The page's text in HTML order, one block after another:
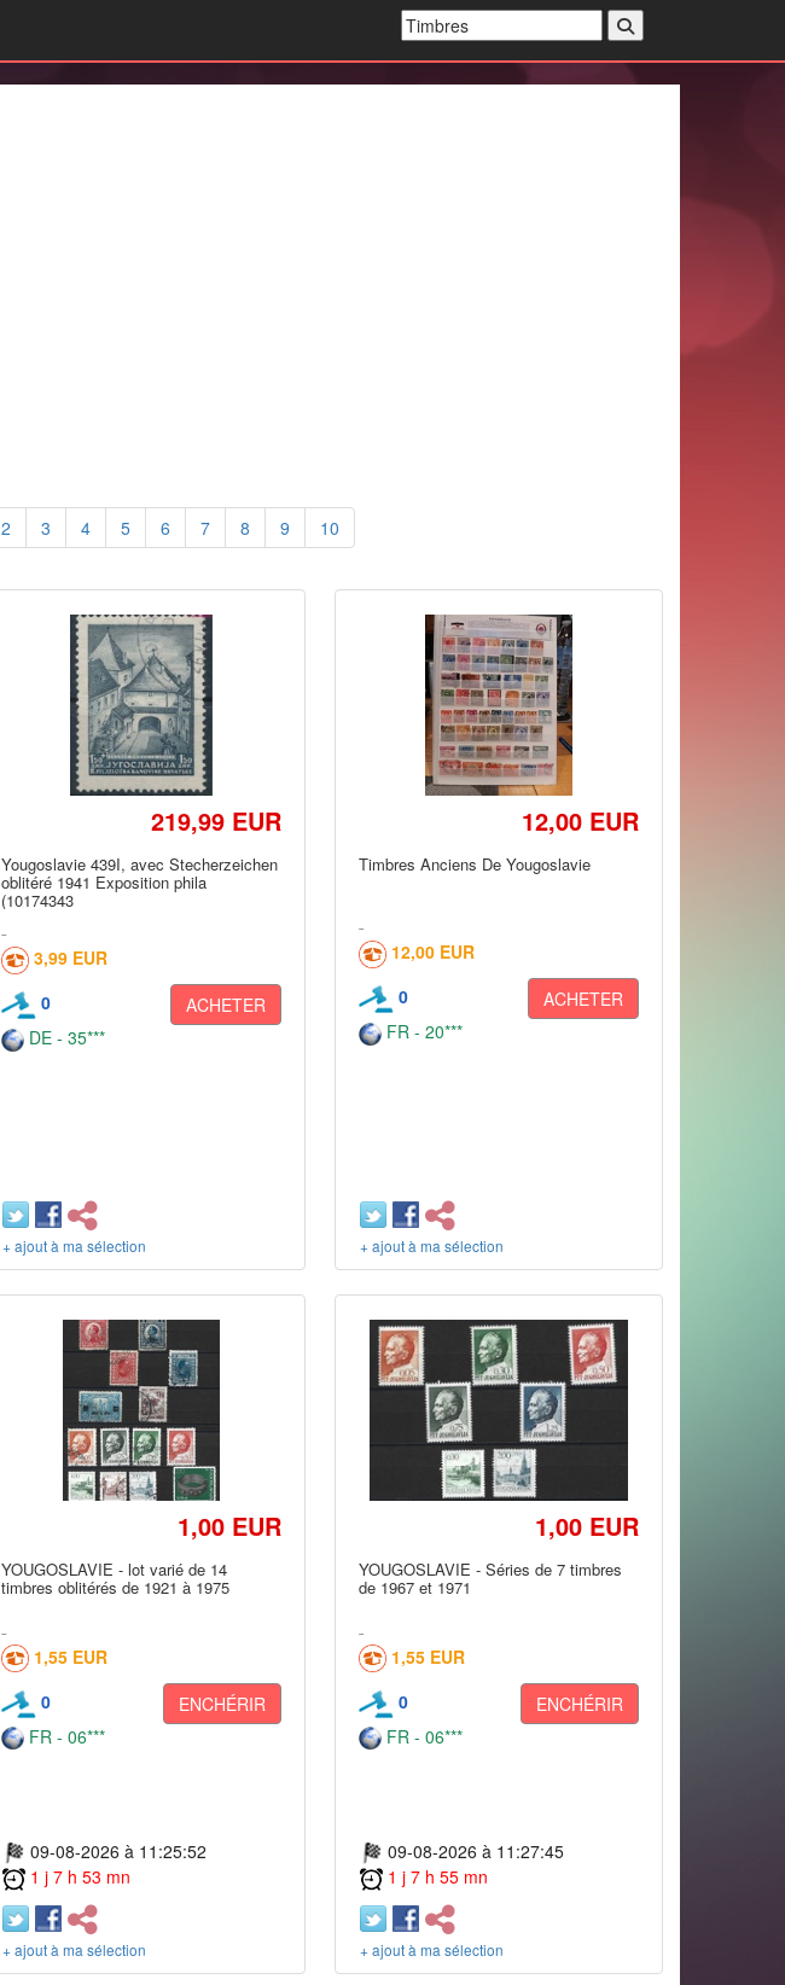
2 3 4 5 6 7 8 9 10
219,99 EUR
Yougoslavie 439I, avec Stecherzeichen
oblitéré 1941 Exposition phila
(10174343
3,99 EUR
0
ACHETER
DE - 35***
+ ajout à ma sélection
12,00 EUR
Timbres Anciens De Yougoslavie
12,00 EUR
0
ACHETER
FR - 20***
+ ajout à ma sélection
1,00 EUR
YOUGOSLAVIE - lot varié de 14
timbres oblitérés de 1921 à 1975
1,55 EUR
0
ENCHÉRIR
FR - 06***
09-08-2026 à 11:25:52
1 j 7 h 53 mn
+ ajout à ma sélection
1,00 EUR
YOUGOSLAVIE - Séries de 7 timbres
de 1967 et 1971
1,55 EUR
0
ENCHÉRIR
FR - 06***
09-08-2026 à 11:27:45
1 j 7 h 55 mn
+ ajout à ma sélection